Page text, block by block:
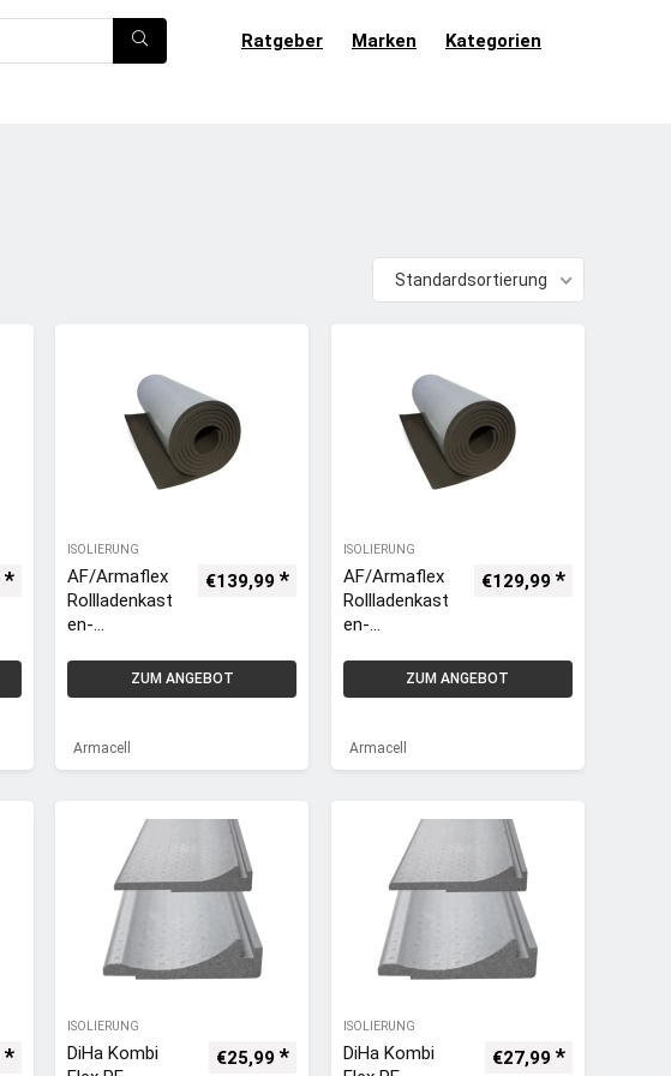
Ratgeber Marken Kategorien
Standardsortierung
ISOLIERUNG
AF/Armaflex
Rollladenkast
en-
-Dämmmatte
19mm / 600 x
Armacell
€139,99
ZUM ANGEBOT
Armacell
ISOLIERUNG
AF/Armaflex
Rollladenkast
en-
-Dämmmatte
32mm / 300 x
Armacell
€129,99
ZUM ANGEBOT
Armacell
ISOLIERUNG
DiHa Kombi
€25,99
ISOLIERUNG
DiHa Kombi
€27,99